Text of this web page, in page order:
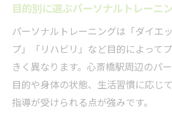
目的別に選ぶパーソナルトレーニ
パーソナルトレーニングは「ダイエ
プ」「リハビリ」など目的によって
きく異なります。心斎橋駅周辺のパ
目的や身体の状態、生活習慣に応じ
指導が受けられる点が強みです。